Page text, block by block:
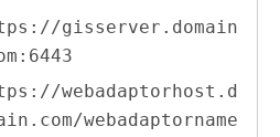
gisserver.domain
webadaptorhost.d
webadaptorname